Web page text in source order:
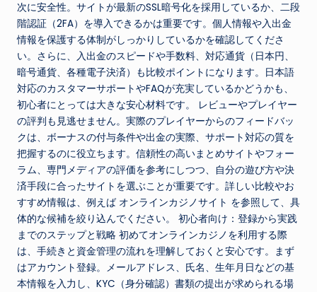
次に安全性。サイトが最新のSSL暗号化を採用しているか、二段
階認証（2FA）を導入できるかは重要です。個人情報や入出金
情報を保護する体制がしっかりしているかを確認してくださ
い。さらに、入出金のスピードや手数料、対応通貨（日本円、
暗号通貨、各種電子決済）も比較ポイントになります。日本語
対応のカスタマーサポートやFAQが充実しているかどうかも、
初心者にとっては大きな安心材料です。 レビューやプレイヤー
の評判も見逃せません。実際のプレイヤーからのフィードバッ
クは、ボーナスの付与条件や出金の実際、サポート対応の質を
把握するのに役立ちます。信頼性の高いまとめサイトやフォー
ラム、専門メディアの評価を参考にしつつ、自分の遊び方や決
済手段に合ったサイトを選ぶことが重要です。詳しい比較やお
すすめ情報は、例えば オンラインカジノサイト を参照して、具
体的な候補を絞り込んでください。 初心者向け：登録から実践
までのステップと戦略 初めてオンラインカジノを利用する際
は、手続きと資金管理の流れを理解しておくと安心です。まず
はアカウント登録。メールアドレス、氏名、生年月日などの基
本情報を入力し、KYC（身分確認）書類の提出が求められる場